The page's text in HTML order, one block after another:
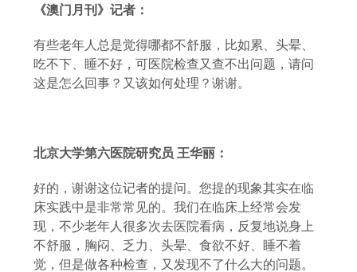
《澳门月刊》记者：
有些老年人总是觉得哪都不舒服，比如累、头晕、
吃不下、睡不好，可医院检查又查不出问题，请问
这是怎么回事？又该如何处理？谢谢。
北京大学第六医院研究员 王华丽：
好的，谢谢这位记者的提问。您提的现象其实在临
床实践中是非常常见的。我们在临床上经常会发
现，不少老年人很多次去医院看病，反复地说身上
不舒服，胸闷、乏力、头晕、食欲不好、睡不着
觉，但是做各种检查，又发现不了什么大的问题。